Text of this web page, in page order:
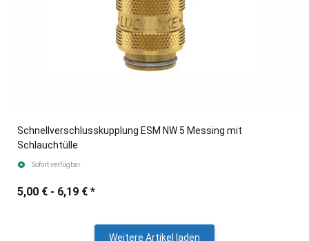
Schnellverschlusskupplung ESM NW 5 Messing mit
Schlauchtülle
Sofort verfügbar
5,00 € - 6,19 € *
Weitere Artikel laden